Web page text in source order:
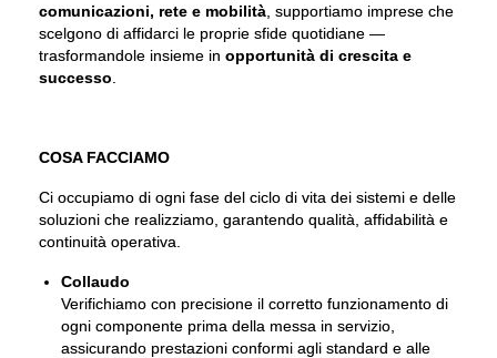
comunicazioni, rete e mobilità , supportiamo imprese che
scelgono di affidarci le proprie sfide quotidiane —
trasformandole insieme in opportunità di crescita e
successo
COSA FACCIAMO
Ci occupiamo di ogni fase del ciclo di vita dei sistemi e delle
soluzioni che realizziamo, garantendo qualità, affidabilità e
continuità operativa.
Collaudo
Verifichiamo con precisione il corretto funzionamento di
ogni componente prima della messa in servizio,
assicurando prestazioni conformi agli standard e alle